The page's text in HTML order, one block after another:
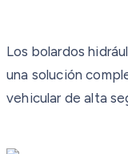
Los bolardos
una solución
vehicular de alta